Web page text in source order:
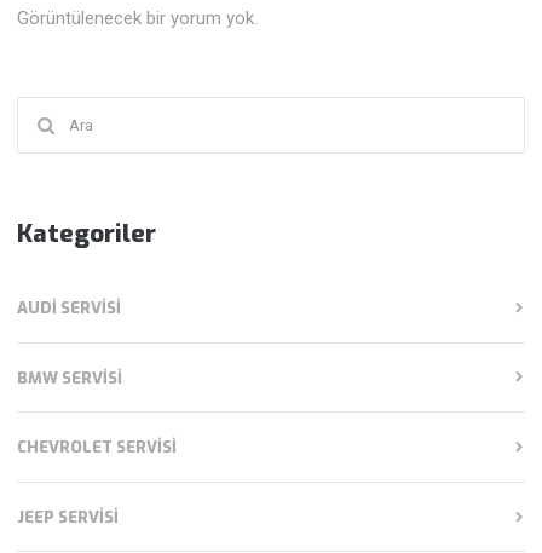
Görüntülenecek bir yorum yok.
Kategoriler
AUDI SERVISI
BMW SERVISI
CHEVROLET SERVISI
JEEP SERVISI